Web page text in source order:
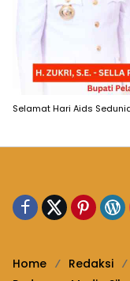
Selamat Hari Aids
Home Redaksi